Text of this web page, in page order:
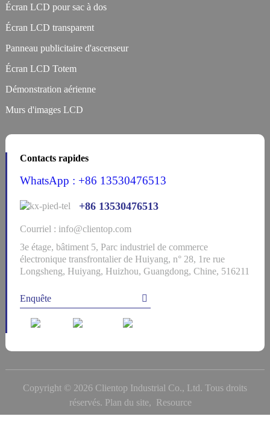
Écran LCD pour sac à dos
Écran LCD transparent
Panneau publicitaire d'ascenseur
Écran LCD Totem
Démonstration aérienne
Murs d'images LCD
Contacts rapides
WhatsApp : +86 13530476513
+86 13530476513
Courriel : info@clientop.com
3e étage, bâtiment 5, Parc industriel de commerce
électronique transfrontalier de Huiyang, n° 28, 1re rue
Longsheng, Huiyang, Huizhou, Guangdong, Chine, 516211
Enquête
Copyright © 2026 Clientop Industrial Co., Ltd. Tous droits
réservés. Plan du site, Resource